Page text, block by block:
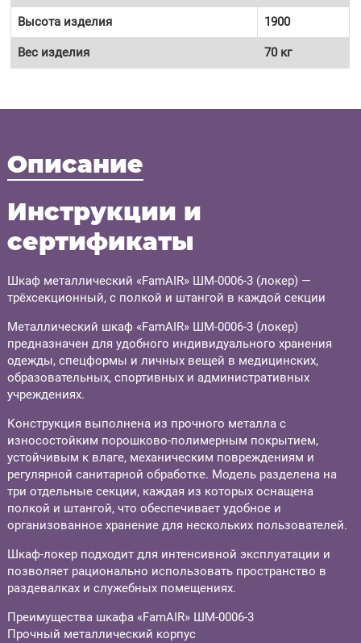
Высота изделия 1900
Вес изделия 70 кг
Описание
Инструкции и
сертификаты
Шкаф металлический «FamAIR» ШМ-0006-3 (локер) —
трёхсекционный, с полкой и штангой в каждой секции
Металлический шкаф «FamAIR» ШМ-0006-3 (локер)
предназначен для удобного индивидуального хранения
одежды, спецформы и личных вещей в медицинских,
образовательных, спортивных и административных
учреждениях.
Конструкция выполнена из прочного металла с
износостойким порошково-полимерным покрытием,
устойчивым к влаге, механическим повреждениям и
регулярной санитарной обработке. Модель разделена на
три отдельные секции, каждая из которых оснащена
полкой и штангой, что обеспечивает удобное и
организованное хранение для нескольких пользователей.
Шкаф-локер подходит для интенсивной эксплуатации и
позволяет рационально использовать пространство в
раздевалках и служебных помещениях.
Преимущества шкафа «FamAIR» ШМ-0006-3
Прочный металлический корпус